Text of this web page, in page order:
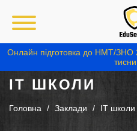
Онлайн підготовка до НМТ/ЗНО
IT ШКОЛИ
Головна Заклади IT школи